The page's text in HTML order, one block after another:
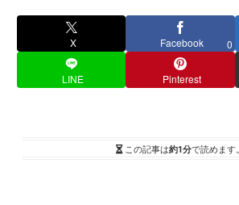
X Facebook 0
LINE Pinterest
この記事は約1分で読めます。